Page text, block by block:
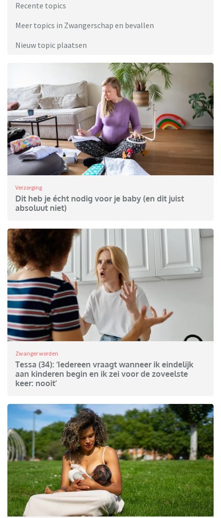
Recente topics
Meer topics in Zwangerschap en bevallen
Nieuw topic plaatsen
Verzorging
Dit heb je écht nodig voor je baby (en dit juist
absoluut niet)
Zwanger worden
Tessa (34): ‘Iedereen vraagt wanneer ik eindelijk
aan kinderen begin en ik zei voor de zoveelste
keer: nooit’